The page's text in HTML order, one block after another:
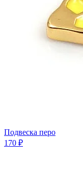
Подвеска перо
170 ₽